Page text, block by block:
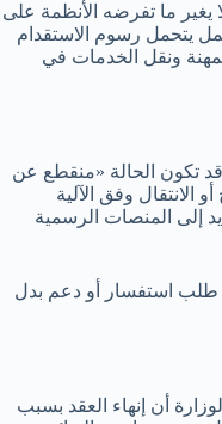
يغير ما تفرضه الأنظمة على
صاحب العمل يتحمل رسوم الاستقدام
ونقل الخدمات في
قد تكون الحالة «منقطع عن
الانتقال وفق الآلية
إلى المنصات الرسمية
طلب استفسار أو دعم بدل
أن إنهاء العقد بسبب